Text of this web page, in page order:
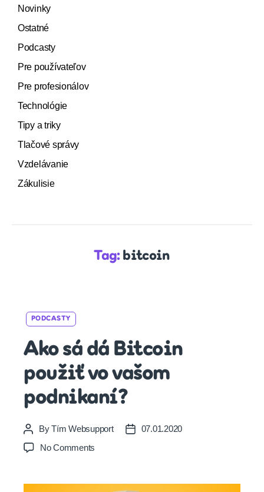
Novinky
Ostatné
Podcasty
Pre používateľov
Pre profesionálov
Technológie
Tipy a triky
Tlačové správy
Vzdelávanie
Zákulisie
Tag: bitcoin
PODCASTY
Ako sá dá Bitcoin
použiť vo vašom
podnikaní?
Post
author
ByTím Websupport
Post07.01.2020
No Comments
dá